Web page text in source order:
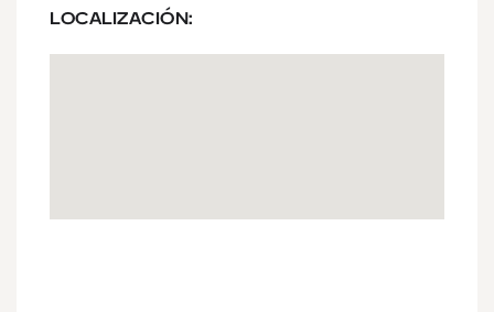
LOCALIZACIÓN: